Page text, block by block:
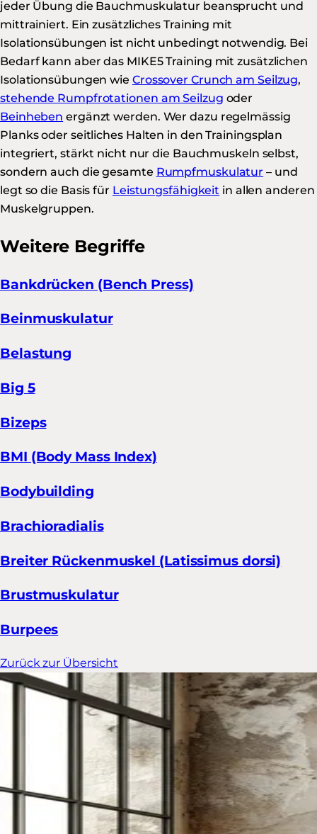
jeder Übung die Bauchmuskulatur beansprucht und
mittrainiert. Ein zusätzliches Training mit
Isolationsübungen ist nicht unbedingt notwendig. Bei
Bedarf kann aber das MIKE5 Training mit zusätzlichen
Isolationsübungen wie Crossover Crunch am Seilzug,
stehende Rumpfrotationen am Seilzug oder
Beinheben ergänzt werden. Wer dazu regelmässig
Planks oder seitliches Halten in den Trainingsplan
integriert, stärkt nicht nur die Bauchmuskeln selbst,
sondern auch die gesamte Rumpfmuskulatur – und
legt so die Basis für Leistungsfähigkeit in allen anderen
Muskelgruppen.
Weitere Begriffe
Bankdrücken (Bench Press)
Beinmuskulatur
Belastung
Big 5
Bizeps
BMI (Body Mass Index)
Bodybuilding
Brachioradialis
Breiter Rückenmuskel (Latissimus dorsi)
Brustmuskulatur
Burpees
Zurück zur Übersicht